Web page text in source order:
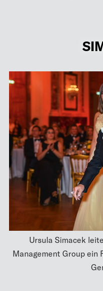
Ursula Simacek
Management Group ein